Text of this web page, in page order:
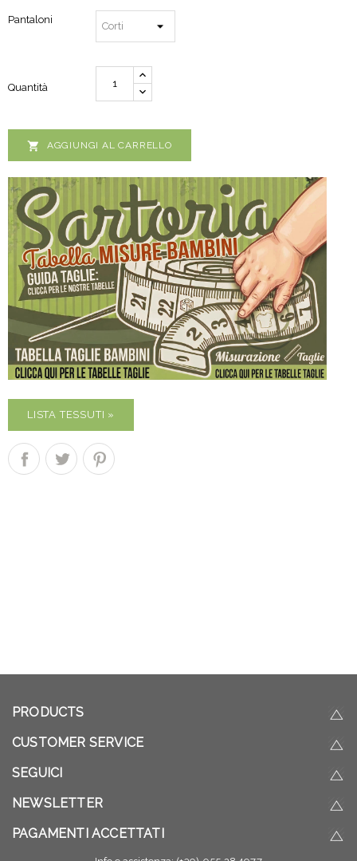
Pantaloni
Quantità
 AGGIUNGI AL CARRELLO
LISTA TESSUTI »
PRODUCTS
CUSTOMER SERVICE
SEGUICI
NEWSLETTER
PAGAMENTI ACCETTATI